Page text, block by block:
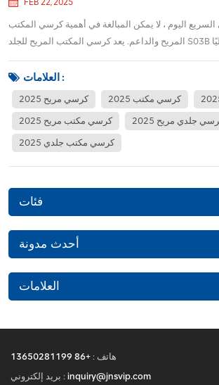
السريع اليوم ، لا يمكن المبالغة في أهمية كرسي المكتب
المريح والداعم. يعد كرسي المكتب المريح للجلد S03B منتصف الظهر حلاً مثاليًا
أو حضور اجتماعات افتراضية ، فقد تم تصميم هذا
الكرسي لتوفير الدعم ا...
العلامات :
كرسي مريح 2025 كرسي مكتب 2025
كرسي مكتب مريح 2025 جلدي مريح 2025
كرسي مكتب جلدي 2025
فئات
أحدث مدونة
العلامات
هاتف : +86 13650281199
بريد إلكتروني : inquiry@jnsvip.com